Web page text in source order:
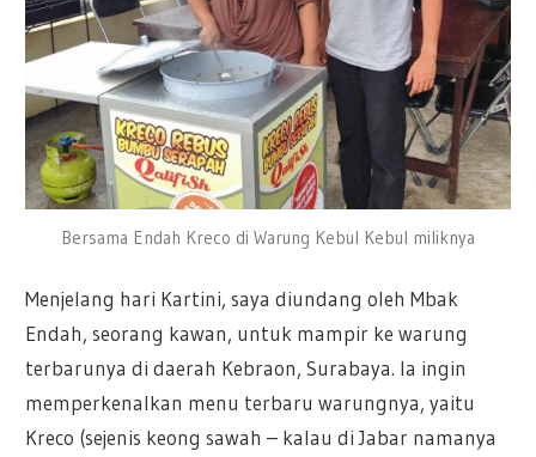
Bersama Endah Kreco di Warung Kebul Kebul miliknya
Menjelang hari Kartini, saya diundang oleh Mbak
Endah, seorang kawan, untuk mampir ke warung
terbarunya di daerah Kebraon, Surabaya. Ia ingin
memperkenalkan menu terbaru warungnya, yaitu
Kreco (sejenis keong sawah – kalau di Jabar namanya